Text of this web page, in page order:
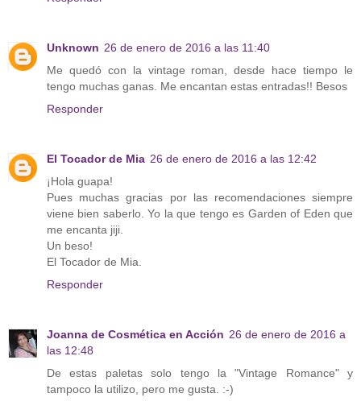
Unknown 26 de enero de 2016 a las 11:40
Me quedó con la vintage roman, desde hace tiempo le
tengo muchas ganas. Me encantan estas entradas!! Besos
Responder
El Tocador de Mia 26 de enero de 2016 a las 12:42
¡Hola guapa!
Pues muchas gracias por las recomendaciones siempre
viene bien saberlo. Yo la que tengo es Garden of Eden que
me encanta jiji.
Un beso!
El Tocador de Mia.
Responder
Joanna de Cosmética en Acción 26 de enero de 2016 a
las 12:48
De estas paletas solo tengo la "Vintage Romance" y
tampoco la utilizo, pero me gusta. :-)